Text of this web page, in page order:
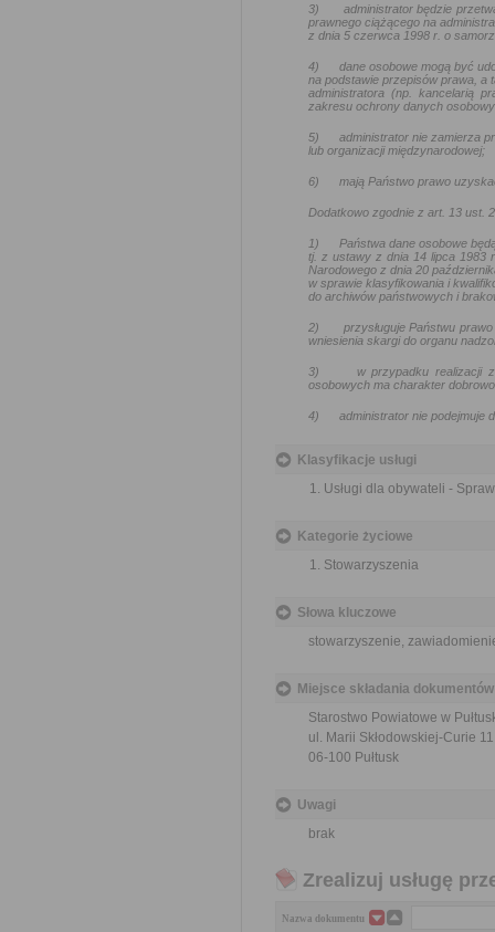
3) administrator będzie
prawnego ciążącego na
z dnia 5 czerwca 1998 r. o
4) dane osobowe mogą być
na podstawie przepisów prawa, a
administratora (np. kancelarią
zakresu ochrony danych
5) administrator nie zamierza
lub organizacji międzynarodowej;
6) mają Państwo prawo
Dodatkowo zgodnie z art. 13 ust.
1) Państwa dane osobowe
tj. z ustawy z dnia 14 lipca 1983
Narodowego z dnia 20
w sprawie klasyfikowania i
do archiwów państwowych i
2) przysługuje Państwu
wniesienia skargi do organu
3) w przypadku realizacji
osobowych ma charakter
4) administrator nie podejmuje
Klasyfikacje usługi
Usługi dla obywateli -
Kategorie życiowe
Stowarzyszenia
Słowa kluczowe
stowarzyszenie,
Miejsce składania dokumentów
Starostwo Powiatowe w
ul. Marii Skłodowskiej-Curie 11
06-100 Pułtusk
Uwagi
brak
Zrealizuj usługę
Nazwa dokumentu